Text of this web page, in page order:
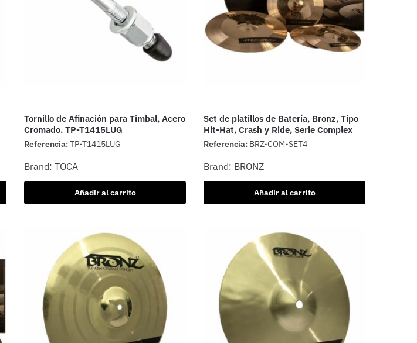
Tornillo de Afinación para Timbal, Acero
Cromado. TP-T1415LUG
Referencia:TP-T1415LUG
Brand: TOCA
Añadir al carrito
Set de platillos de Batería, Bronz, Tipo
Hit-Hat, Crash y Ride, Serie Complex
Referencia: BRZ-COM-SET4
Brand: BRONZ
Añadir al carrito